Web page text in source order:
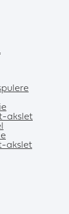
akslet
akslet